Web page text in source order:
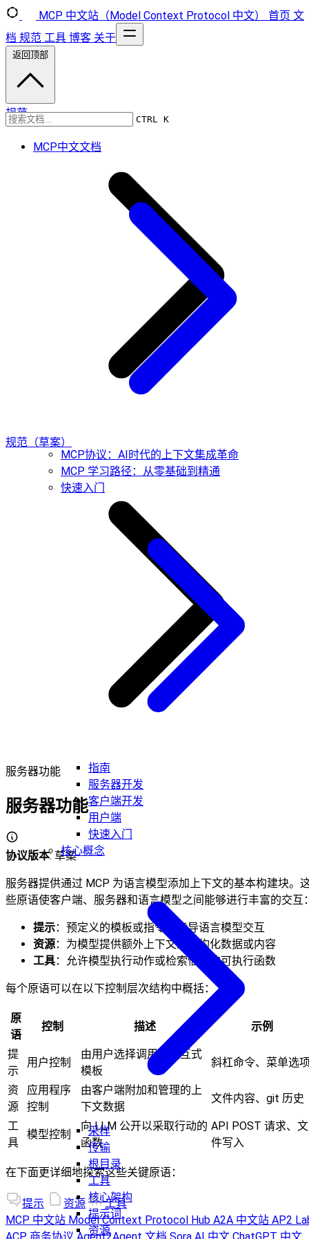
MCP 中文站（Model Context Protocol 中文） 首页 文
档 规范 工具 博客 关于
CTRL K
MCP中文文档
MCP协议：AI时代的上下文集成革命
MCP 学习路径：从零基础到精通
快速入门
指南
服务器开发
客户端开发
用户端
快速入门
核心概念
采样
传输
根目录
工具
核心架构
提示词
资源
返回顶部
规范
规范（草案）
服务器功能
服务器功能
协议版本: 草案
服务器提供通过 MCP 为语言模型添加上下文的基本构建块。
些原语使客户端、服务器和语言模型之间能够进行丰富的交互
提示：预定义的模板或指令，指导语言模型交互
资源：为模型提供额外上下文的结构化数据或内容
工具：允许模型执行动作或检索信息的可执行函数
每个原语可以在以下控制层次结构中概括：
原
语
控制 描述 示例
提
示
用户控制
由用户选择调用的交互式
模板
斜杠命令、菜单选
资
源
应用程序
控制
由客户端附加和管理的上
下文数据
文件内容、git 历史
工
具
模型控制
向 LLM 公开以采取行动的
函数
API POST 请求、文
件写入
在下面更详细地探索这些关键原语：
提示 资源
工具
MCP 中文站 Model Context Protocol Hub A2A 中文站 AP2